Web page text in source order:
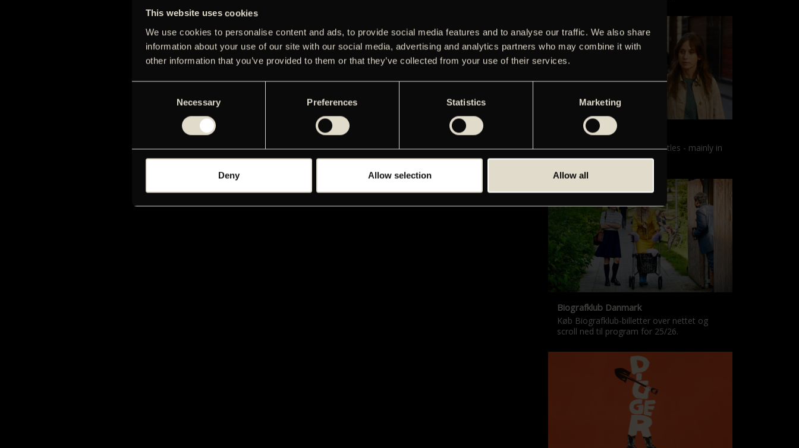
This website uses cookies
We use cookies to personalise content and ads, to provide social media features and to analyse our traffic. We also share
information about your use of our site with our social media, advertising and analytics partners who may combine it with
other information that you’ve provided to them or that they’ve collected from your use of their services.
Necessary Preferences Statistics Marketing
Deny Allow selection Allow all
Films with English subtitles
Screenings with English subtitles - mainly in
our sister cinema, Gloria.
Biografklub Danmark
Køb Biografklub-billetter over nettet og
scroll ned til program for 25/26.